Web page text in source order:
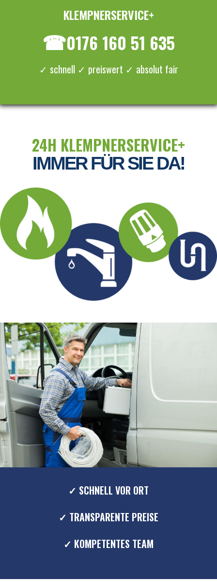
KLEMPNERSERVICE+
☎0176 160 51 635
✓ schnell ✓ preiswert ✓ absolut fair
24H KLEMPNERSERVICE+
IMMER FÜR SIE DA!
✓ SCHNELL VOR ORT
✓ TRANSPARENTE PREISE
✓ KOMPETENTES TEAM